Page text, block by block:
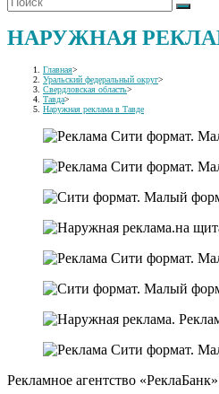
НАРУЖНАЯ
Главная>
Уральский федеральный округ>
Свердловская область>
Тавда>
Наружная реклама в Тавде
Рекламное агентство